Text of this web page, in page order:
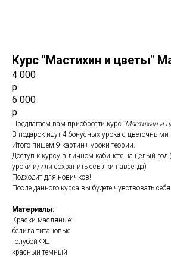
Курс "Мастихин и цветы"
4 000
р.
6 000
р.
Предлагаем вам приобрести курс "Мастихин и
В подарок идут 4 бонусных урока с
Итого пишем 9 картин+ уроки теории.
Доступ к курсу в личном кабинете на целый
уроки и/или сохранить ссылки навсегда)
Подходит для новичков!
После данного курса вы будете чувствовать
Материалы:
Краски масляные:
белила титановые
голубой ФЦ
красный темный